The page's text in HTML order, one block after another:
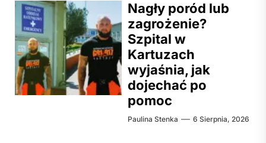
Nagły poród lub
zagrożenie?
Szpital w
Kartuzach
wyjaśnia, jak
dojechać po
pomoc
Paulina Stenka 6 Sierpnia, 2026